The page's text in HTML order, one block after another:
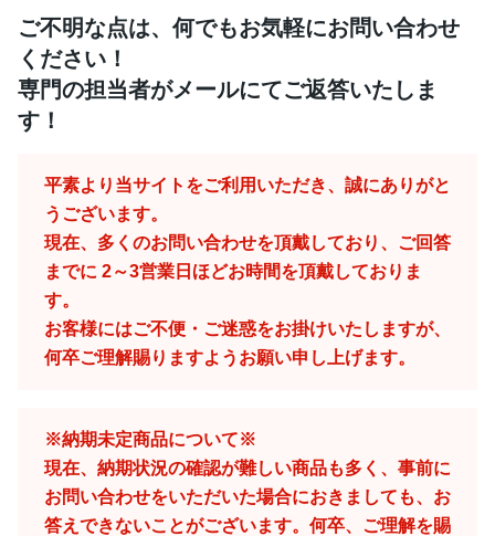
ご不明な点は、何でもお気軽にお問い合わせ
ください！
専門の担当者がメールにてご返答いたしま
す！
平素より当サイトをご利用いただき、誠にありがと
うございます。
現在、多くのお問い合わせを頂戴しており、ご回答
までに 2～3営業日ほどお時間を頂戴しておりま
す。
お客様にはご不便・ご迷惑をお掛けいたしますが、
何卒ご理解賜りますようお願い申し上げます。
※納期未定商品について※
現在、納期状況の確認が難しい商品も多く、事前に
お問い合わせをいただいた場合におきましても、お
答えできないことがございます。何卒、ご理解を賜